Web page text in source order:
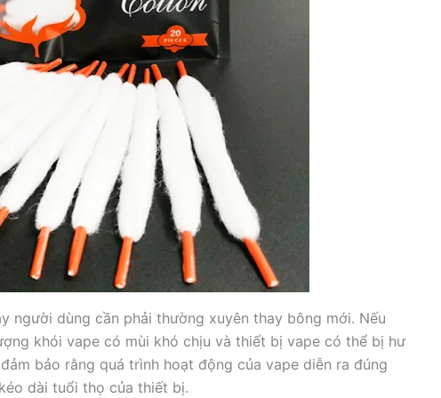
người dùng cần phải thường xuyên thay bông mới. Nếu
khói vape có mùi khó chịu và thiết bị vape có thể bị hư
bảo rằng quá trình hoạt động của vape diễn ra đúng
dài tuổi thọ của thiết bị.